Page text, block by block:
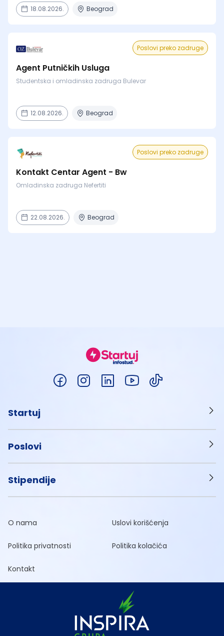
18.08.2026. Beograd
Poslovi preko zadruge
Agent Putničkih Usluga
Studentska i omladinska zadruga Bulevar
12.08.2026. Beograd
Poslovi preko zadruge
Kontakt Centar Agent - Bw
Omladinska zadruga Nefertiti
22.08.2026. Beograd
Startuj
Poslovi
Stipendije
O nama Uslovi korišćenja
Politika privatnosti Politika kolačića
Kontakt